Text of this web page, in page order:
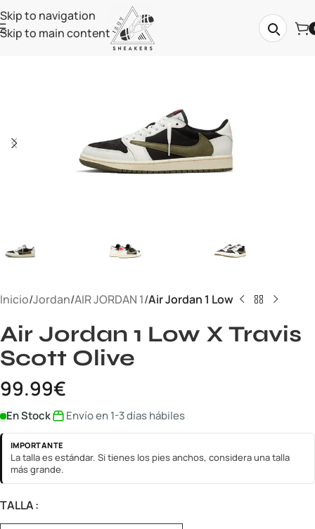
Skip to navigation
Skip to main content
Inicio Jordan AIR JORDAN 1 Air Jordan 1 Low
Air Jordan 1 Low X Travis
Scott Olive
99.99€
En Stock Envío en 1-3 días hábiles
IMPORTANTE
La talla es estándar. Si tienes los pies anchos, considera una talla
más grande.
TALLA